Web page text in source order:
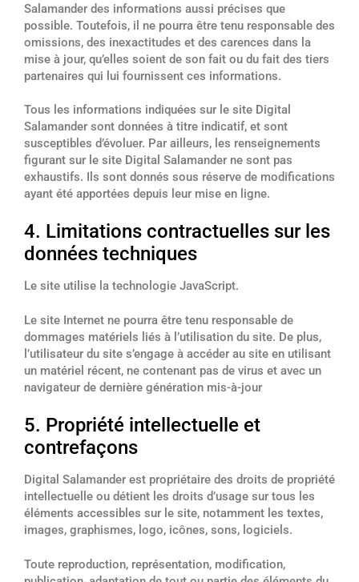
Salamander des informations aussi précises que
possible. Toutefois, il ne pourra être tenu responsable des
omissions, des inexactitudes et des carences dans la
mise à jour, qu’elles soient de son fait ou du fait des tiers
partenaires qui lui fournissent ces informations.
Tous les informations indiquées sur le site Digital
Salamander sont données à titre indicatif, et sont
susceptibles d’évoluer. Par ailleurs, les renseignements
figurant sur le site Digital Salamander ne sont pas
exhaustifs. Ils sont donnés sous réserve de modifications
ayant été apportées depuis leur mise en ligne.
4. Limitations contractuelles sur les
données techniques
Le site utilise la technologie JavaScript.
Le site Internet ne pourra être tenu responsable de
dommages matériels liés à l’utilisation du site. De plus,
l’utilisateur du site s’engage à accéder au site en utilisant
un matériel récent, ne contenant pas de virus et avec un
navigateur de dernière génération mis-à-jour
5. Propriété intellectuelle et
contrefaçons
Digital Salamander est propriétaire des droits de propriété
intellectuelle ou détient les droits d’usage sur tous les
éléments accessibles sur le site, notamment les textes,
images, graphismes, logo, icônes, sons, logiciels.
Toute reproduction, représentation, modification,